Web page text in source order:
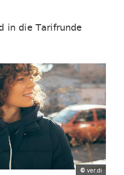
in die Tarifrunde
© ver.di